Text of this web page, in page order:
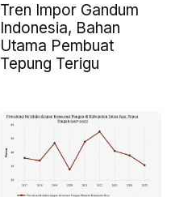
Tren Impor Gandum
Indonesia, Bahan
Utama Pembuat
Tepung Terigu